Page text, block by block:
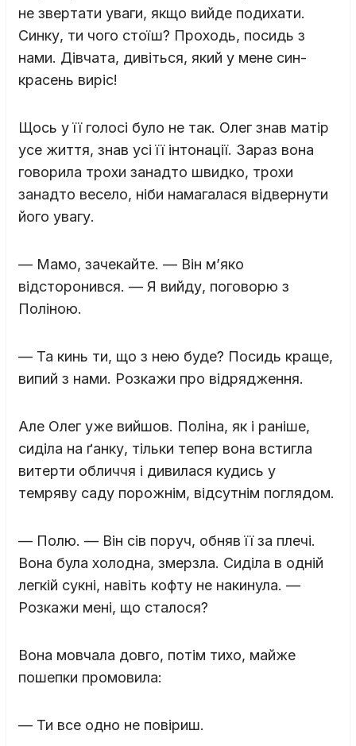
не звертати уваги, якщо вийде подихати.
Синку, ти чого стоїш? Проходь, посидь з
нами. Дівчата, дивіться, який у мене син-
красень виріс!
Щось у її голосі було не так. Олег знав матір
усе життя, знав усі її інтонації. Зараз вона
говорила трохи занадто швидко, трохи
занадто весело, ніби намагалася відвернути
його увагу.
— Мамо, зачекайте. — Він м’яко
відсторонився. — Я вийду, поговорю з
Поліною.
— Та кинь ти, що з нею буде? Посидь краще,
випий з нами. Розкажи про відрядження.
Але Олег уже вийшов. Поліна, як і раніше,
сиділа на ґанку, тільки тепер вона встигла
витерти обличчя і дивилася кудись у
темряву саду порожнім, відсутнім поглядом.
— Полю. — Він сів поруч, обняв її за плечі.
Вона була холодна, змерзла. Сиділа в одній
легкій сукні, навіть кофту не накинула. —
Розкажи мені, що сталося?
Вона мовчала довго, потім тихо, майже
пошепки промовила:
— Ти все одно не повіриш.